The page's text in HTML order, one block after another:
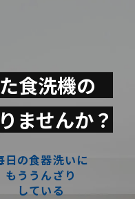
食洗機の
ませんか？
日の食器洗いに
もううんざり
している